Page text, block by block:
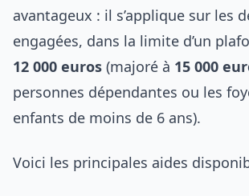
avantageux : il s’applique sur les
engagées, dans la limite d’un
12 000 euros (majoré à 15 000
personnes dépendantes ou les
enfants de moins de 6 ans).
Voici les principales aides